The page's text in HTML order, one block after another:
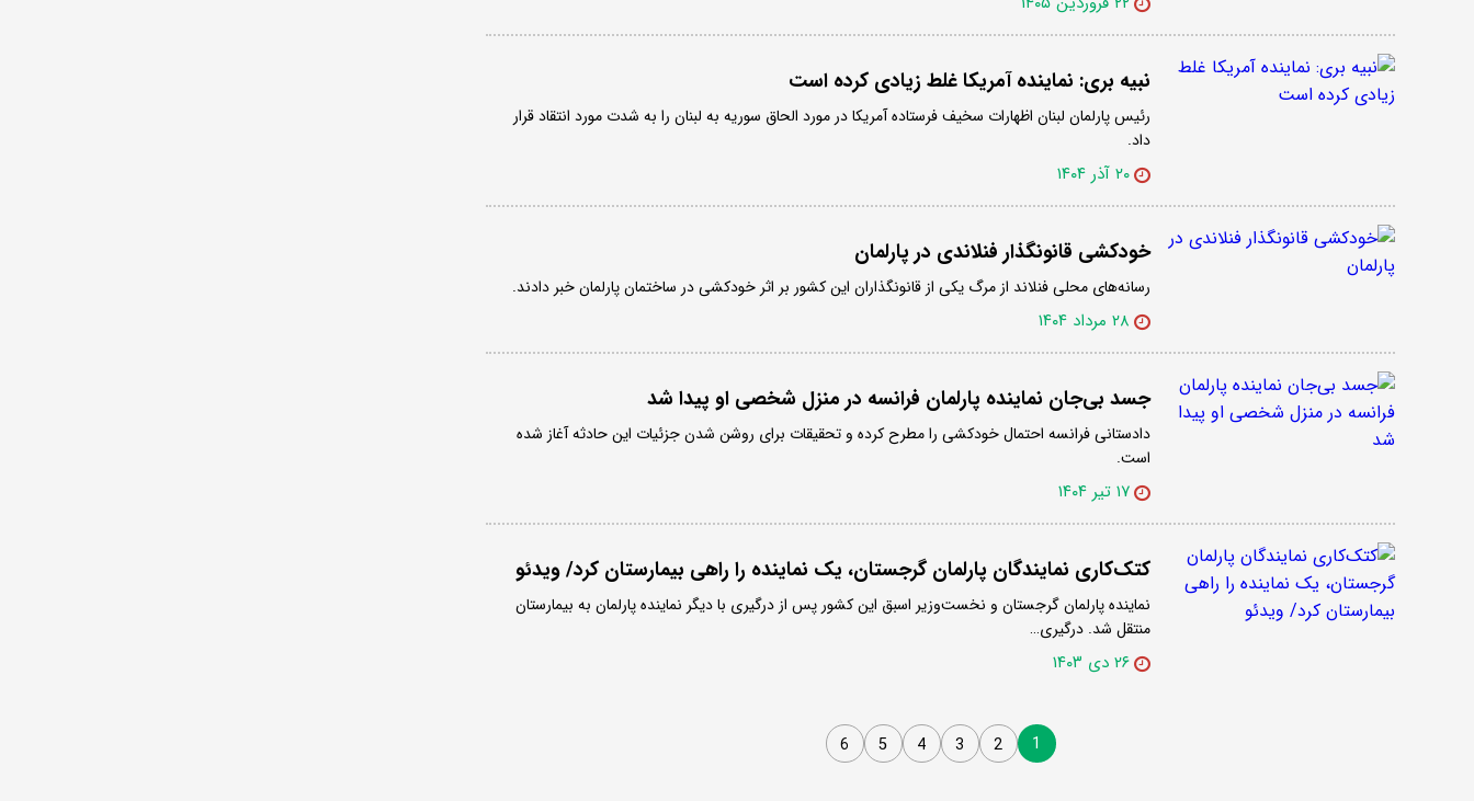
نبیه بری: نماینده آمریکا غلط زیادی کرده است
رئیس پارلمان لبنان اظهارات سخیف فرستاده آمریکا در مورد الحاق سوریه به لبنان را به شدت مورد انتقاد قرار
داد.
۲۰ آذر ۱۴۰۴
خودکشی قانونگذار فنلاندی در پارلمان
رسانه‌های محلی فنلاند از مرگ یکی از قانونگذاران این کشور بر اثر خودکشی در ساختمان پارلمان خبر دادند.
۲۸ مرداد ۱۴۰۴
جسد بی‌جان نماینده پارلمان فرانسه در منزل شخصی‌ او پیدا شد
دادستانی فرانسه احتمال خودکشی را مطرح کرده و تحقیقات برای روشن شدن جزئیات این حادثه آغاز شده
است.
۱۷ تیر ۱۴۰۴
کتک‌کاری نمایندگان پارلمان گرجستان، یک نماینده را راهی بیمارستان کرد/ ویدئو
نماینده پارلمان گرجستان و نخست‌وزیر اسبق این کشور پس از درگیری با دیگر نماینده پارلمان به بیمارستان
منتقل شد. درگیری…
۲۶ دی ۱۴۰۳
1
2
3
4
5
6